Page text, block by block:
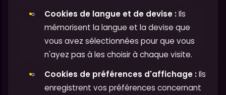
Cookies de langue et de devise :Ils
mémorisent la langue et la devise que
vous avez sélectionnées pour que vous
n'ayez pas à les choisir à chaque visite.
Cookies de préférences d'affichage :Ils
enregistrent vos préférences concernant